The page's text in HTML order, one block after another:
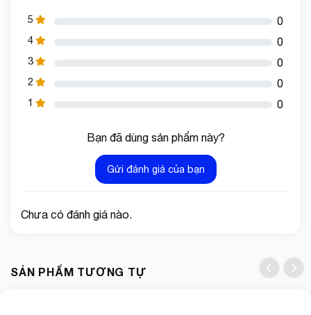
5 0
4 0
3 0
2 0
1 0
Bạn đã dùng sản phẩm này?
Gửi đánh giá của bạn
Chưa có đánh giá nào.
SẢN PHẨM TƯƠNG TỰ